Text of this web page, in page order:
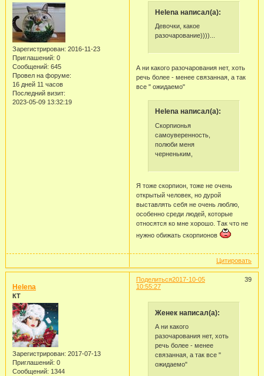
Зарегистрирован: 2016-11-23
Приглашений: 0
Сообщений: 645
Провел на форуме:
16 дней 11 часов
Последний визит:
2023-05-09 13:32:19
Helena написал(а):
Девочки, какое
разочарование))))...
А ни какого разочарования нет, хоть
речь более - менее связанная, а так
все " ожидаемо"
Helena написал(а):
Скорпионья
самоуверенность,
полюби меня
черненьким,
Я тоже скорпион, тоже не очень
открытый человек, но дурой
выставлять себя не очень люблю,
особенно среди людей, которые
относятся ко мне хорошо. Так что не
нужно обижать скорпионов
Цитировать
Поделиться 39
2017-10-05
10:55:27
Helena
КТ
Зарегистрирован: 2017-07-13
Приглашений: 0
Сообщений: 1344
Женек написал(а):
А ни какого
разочарования нет, хоть
речь более - менее
связанная, а так все "
ожидаемо"